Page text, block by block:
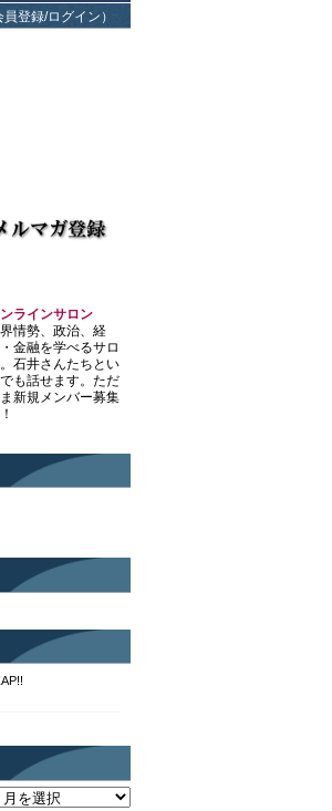
登録/ログイン）
ラインサロン
情勢、政治、経
金融を学べるサロ
石井さんたちとい
も話せます。ただ
新規メンバー募集